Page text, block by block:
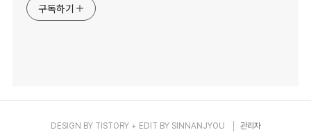
구독하기
DESIGN BY TISTORY+ EDIT BY SINNANJYOU 관리자